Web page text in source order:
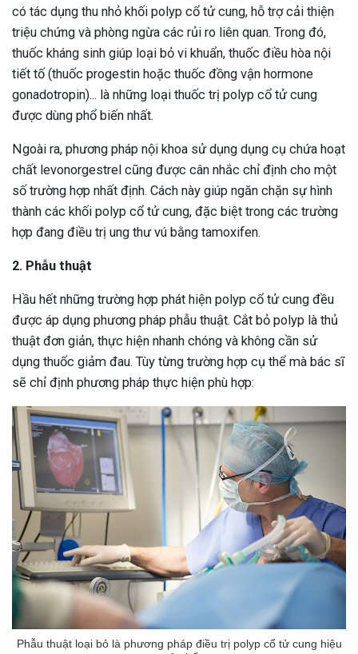
có tác dụng thu nhỏ khối polyp cổ tử cung, hỗ trợ cải thiện
triệu chứng và phòng ngừa các rủi ro liên quan. Trong đó,
thuốc kháng sinh giúp loại bỏ vi khuẩn, thuốc điều hòa nội
tiết tố (thuốc progestin hoặc thuốc đồng vận hormone
gonadotropin)... là những loại thuốc trị polyp cổ tử cung
được dùng phổ biến nhất.
Ngoài ra, phương pháp nội khoa sử dụng dụng cụ chứa hoạt
chất levonorgestrel cũng được cân nhắc chỉ định cho một
số trường hợp nhất định. Cách này giúp ngăn chặn sự hình
thành các khối polyp cổ tử cung, đặc biệt trong các trường
hợp đang điều trị ung thư vú bằng tamoxifen.
2. Phẫu thuật
Hầu hết những trường hợp phát hiện polyp cổ tử cung đều
được áp dụng phương pháp phẫu thuật. Cắt bỏ polyp là thủ
thuật đơn giản, thực hiện nhanh chóng và không cần sử
dụng thuốc giảm đau. Tùy từng trường hợp cụ thể mà bác sĩ
sẽ chỉ định phương pháp thực hiện phù hợp:
Phẫu thuật loại bỏ là phương pháp điều trị polyp cổ tử cung hiệu